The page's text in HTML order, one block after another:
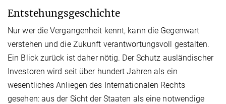
Entstehungsgeschichte
Nur wer die Vergangenheit kennt, kann die Gegenwart
verstehen und die Zukunft verantwortungsvoll gestalten.
Ein Blick zurück ist daher nötig. Der Schutz ausländischer
Investoren wird seit über hundert Jahren als ein
wesentliches Anliegen des Internationalen Rechts
gesehen: aus der Sicht der Staaten als eine notwendige